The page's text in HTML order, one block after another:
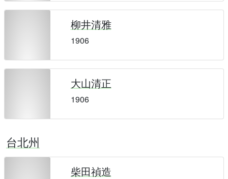
柳井清雅
1906
大山清正
1906
台北州
柴田禎造